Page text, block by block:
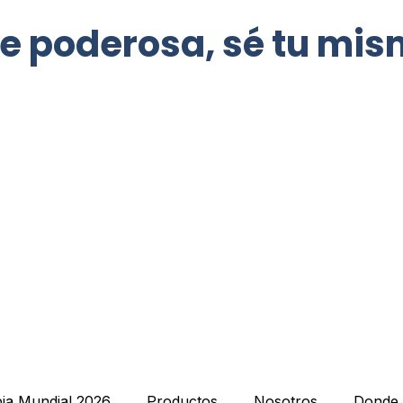
poderosa, sé tu